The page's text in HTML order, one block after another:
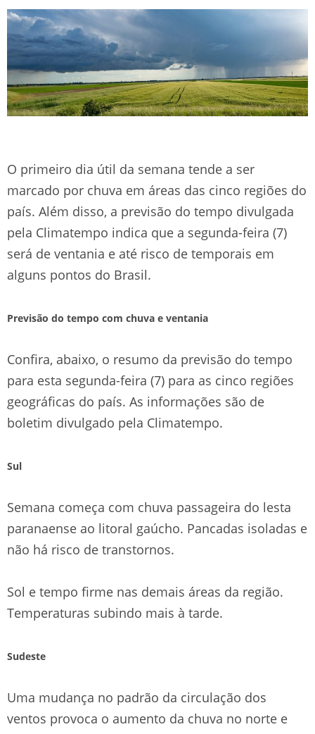
O primeiro dia útil da semana tende a ser
marcado por chuva em áreas das cinco regiões do
país. Além disso, a previsão do tempo divulgada
pela Climatempo indica que a segunda-feira (7)
será de ventania e até risco de temporais em
alguns pontos do Brasil.
Previsão do tempo com chuva e ventania
Confira, abaixo, o resumo da previsão do tempo
para esta segunda-feira (7) para as cinco regiões
geográficas do país. As informações são de
boletim divulgado pela Climatempo.
Sul
Semana começa com chuva passageira do lesta
paranaense ao litoral gaúcho. Pancadas isoladas e
não há risco de transtornos.
Sol e tempo firme nas demais áreas da região.
Temperaturas subindo mais à tarde.
Sudeste
Uma mudança no padrão da circulação dos
ventos provoca o aumento da chuva no norte e